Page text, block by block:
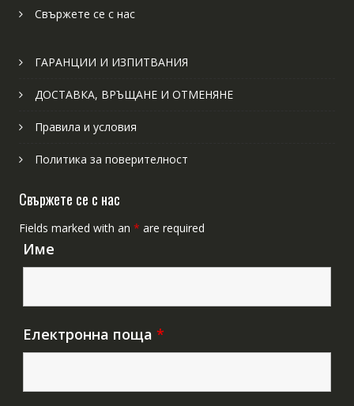
Свържете се с нас
ГАРАНЦИИ И ИЗПИТВАНИЯ
ДОСТАВКА, ВРЪЩАНЕ И ОТМЕНЯНЕ
Правила и условия
Политика за поверителност
Свържете се с нас
Fields marked with an * are required
Име
Електронна поща *